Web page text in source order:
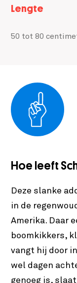
Lengte
50 tot 80
Hoe leeft
Deze slanke
in de
Amerika. Daar
boomkikkers,
vangt hij door
wel dagen
genoeg is,